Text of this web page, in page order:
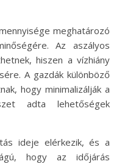
meghatározó
Az aszályos
hiszen a vízhiány
A gazdák különböző
hogy minimalizálják a
adta lehetőségek
ideje elérkezik, és a
hogy az időjárás